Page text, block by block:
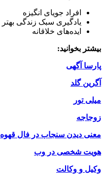
افراد جویای انگیزه
یادگیری سبک زندگی بهتر
ایده‌های خلاقانه
بیشتر بخوانید:
پارسا آگهی
آگرین گلد
میلی تور
زوجاجه
معنی دیدن سنجاب در فال قهوه
هویت شخصی در وب
وکیل و وکالت